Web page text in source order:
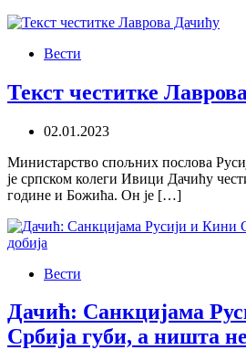
Вести
Текст честитке
02.01.2023
Министарство спољних послова
је српском колеги Ивици Дачићу
године и Божића. Он је […]
Вести
Дачић: Санкцијама
Србија губи, а ништа